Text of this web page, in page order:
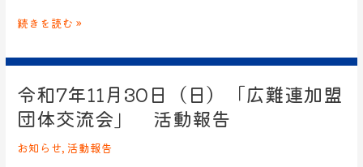
続きを読む »
令和7年11月30日（日）「広難連加盟
団体交流会」 活動報告
お知らせ, 活動報告
令
和
7
年